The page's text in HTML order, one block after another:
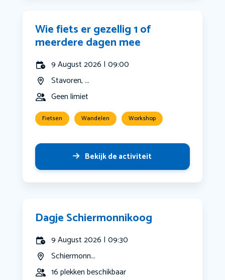
Wie fiets er gezellig 1 of
meerdere dagen mee
9 August 2026 | 09:00
Stavoren, ...
Geen limiet
Fietsen Wandelen Workshop
Bekijk de activiteit
Dagje Schiermonnikoog
9 August 2026 | 09:30
Schiermonn...
16 plekken beschikbaar